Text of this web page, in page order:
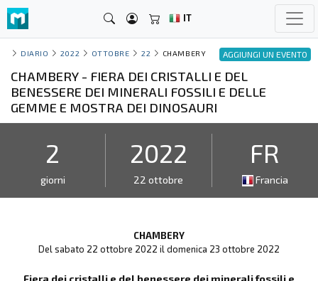
IT
AGGIUNGI UN EVENTO
DIARIO 2022 OTTOBRE 22 CHAMBERY
CHAMBERY - FIERA DEI CRISTALLI E DEL
BENESSERE DEI MINERALI FOSSILI E DELLE
GEMME E MOSTRA DEI DINOSAURI
2
giorni
2022
22 ottobre
FR
Francia
CHAMBERY
Del sabato 22 ottobre 2022 il domenica 23 ottobre 2022
Fiera dei cristalli e del benessere dei minerali fossili e